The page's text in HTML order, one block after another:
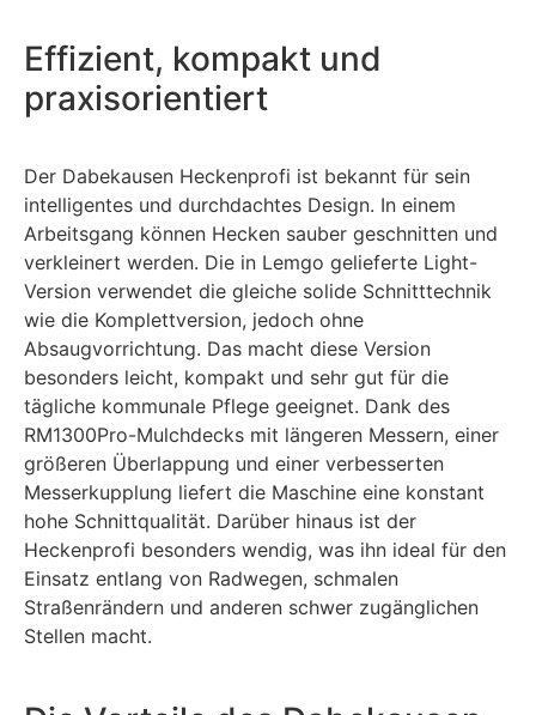
Effizient, kompakt und
praxisorientiert
Der Dabekausen Heckenprofi ist bekannt für sein
intelligentes und durchdachtes Design. In einem
Arbeitsgang können Hecken sauber geschnitten und
verkleinert werden. Die in Lemgo gelieferte Light-
Version verwendet die gleiche solide Schnitttechnik
wie die Komplettversion, jedoch ohne
Absaugvorrichtung. Das macht diese Version
besonders leicht, kompakt und sehr gut für die
tägliche kommunale Pflege geeignet. Dank des
RM1300Pro-Mulchdecks mit längeren Messern, einer
größeren Überlappung und einer verbesserten
Messerkupplung liefert die Maschine eine konstant
hohe Schnittqualität. Darüber hinaus ist der
Heckenprofi besonders wendig, was ihn ideal für den
Einsatz entlang von Radwegen, schmalen
Straßenrändern und anderen schwer zugänglichen
Stellen macht.